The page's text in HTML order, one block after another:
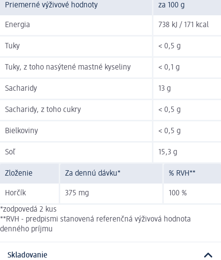
Priemerné výživové hodnoty za 100 g
Energia 738 kJ / 171 kcal
Tuky < 0,5 g
Tuky, z toho nasýtené mastné kyseliny < 0,1 g
Sacharidy 13 g
Sacharidy, z toho cukry < 0,5 g
Bielkoviny < 0,5 g
Soľ 15,3 g
Zloženie Za dennú dávku* % RVH**
Horčík 375 mg 100 %
*zodpovedá 2 kus
**RVH - predpismi stanovená referenčná výživová hodnota
denného príjmu
Skladovanie